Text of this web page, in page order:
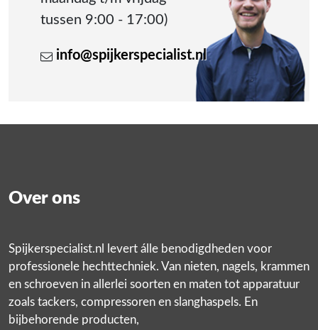
tussen 9:00 - 17:00)
info@spijkerspecialist.nl
Over ons
Spijkerspecialist.nl levert álle benodigdheden voor
professionele hechttechniek. Van nieten, nagels, krammen
en schroeven in allerlei soorten en maten tot apparatuur
zoals tackers, compressoren en slanghaspels. En
bijbehorende producten,